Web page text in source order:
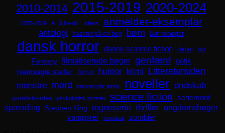
2010-2014 2015-2019 2020-2024
2025-2029 A. Silvestri Aliens anmelder-eksemplar
antologi baseret på en bog børn Børnebøger
dansk horror dansk science fiction debut dyr
Fantasy filmatiserede bøger genfærd
gotik
hjemsøgte steder
horror humor krimi Litteratursiden
monstre mord naturen går amok noveller ondskab
parallelverden psykologisk portræt science fiction seriemord
spænding Stephen King tegneserie thriller ungdomsbøger
vampyrer venskab
zombier